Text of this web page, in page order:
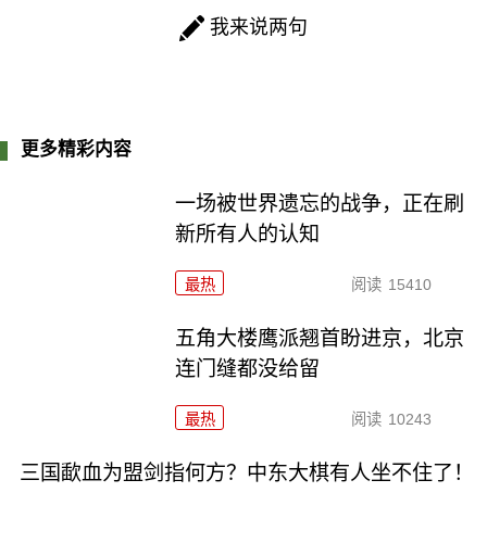
我来说两句
更多精彩内容
一场被世界遗忘的战争，正在刷
新所有人的认知
最热 阅读 15410
五角大楼鹰派翘首盼进京，北京
连门缝都没给留
最热 阅读 10243
三国歃血为盟剑指何方？中东大棋有人坐不住了！